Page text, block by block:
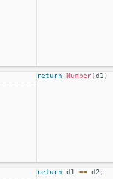
return Number(d1 )
return d1 == d2 ;